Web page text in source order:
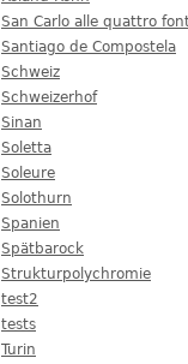
San Carlo alle quattro
Santiago de Compostela
Schweiz
Schweizerhof
Sinan
Soletta
Soleure
Solothurn
Spanien
Spätbarock
Strukturpolychromie
test2
tests
Turin